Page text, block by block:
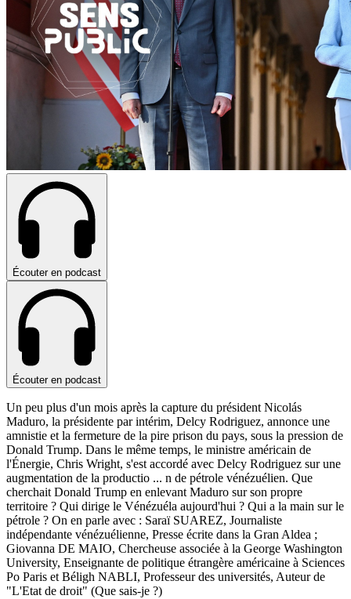
Écouter en podcast
Écouter en podcast
Un peu plus d'un mois après la capture du président Nicolás
Maduro, la présidente par intérim, Delcy Rodriguez, annonce une
amnistie et la fermeture de la pire prison du pays, sous la pression de
Donald Trump. Dans le même temps, le ministre américain de
l'Énergie, Chris Wright, s'est accordé avec Delcy Rodriguez sur une
augmentation de la productio ... n de pétrole vénézuélien. Que
cherchait Donald Trump en enlevant Maduro sur son propre
territoire ? Qui dirige le Vénézuéla aujourd'hui ? Qui a la main sur le
pétrole ? On en parle avec : Saraï SUAREZ, Journaliste
indépendante vénézuélienne, Presse écrite dans la Gran Aldea ;
Giovanna DE MAIO, Chercheuse associée à la George Washington
University, Enseignante de politique étrangère américaine à Sciences
Po Paris et Béligh NABLI, Professeur des universités, Auteur de
"L'Etat de droit" (Que sais-je ?)